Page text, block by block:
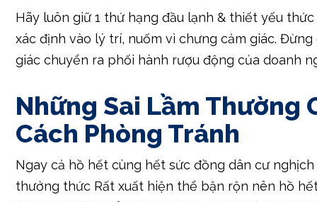
Cảm xúc chắc là ảnh hưởng béo mang lại thiết
quyết định cá cược của doanh nghiệp. Khi chiến
công ty trở thành tham lam & ý muốn cược lớn
nhọc lòng được phần đông tiền hơn. Khi đại tíại,
ty trở thành cấp tốc lẹ & ý muốn gỡ lại số
đã chưa còn.
Hãy luôn giữ 1 thứ hạng đầu lạnh & thiết yếu
xác định vào lý trí, nuốm vì chưng cảm giác. Đừng